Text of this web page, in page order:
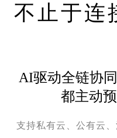
不止于连
AI驱动全链协
都主动
支持私有云、公有云